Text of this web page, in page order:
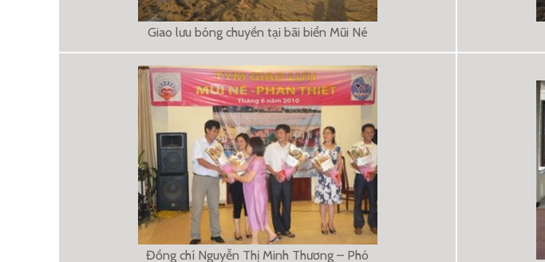
Giao lưu bóng chuyền tại bãi biển Mũi Né
Đồng chí Nguyễn Thị Minh Thương – Phó